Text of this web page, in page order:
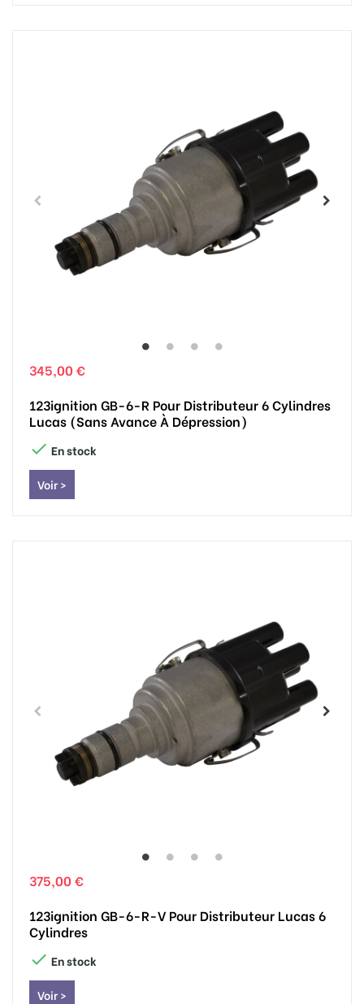
345,00 €
123ignition GB-6-R Pour Distributeur 6 Cylindres
Lucas (sans Avance À Dépression)
 En stock
Voir >
375,00 €
123ignition GB-6-R-V Pour Distributeur Lucas 6
Cylindres
 En stock
Voir >